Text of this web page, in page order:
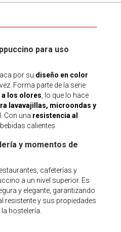
para uso
por su diseño en color
Forma parte de la serie
los olores , lo que lo hace
lavavajillas, microondas y
Con una resistencia al
calientes.
y momentos de
cafeterías y
a un nivel superior. Es
y elegante, garantizando
resistente y sus propiedades
hostelería.